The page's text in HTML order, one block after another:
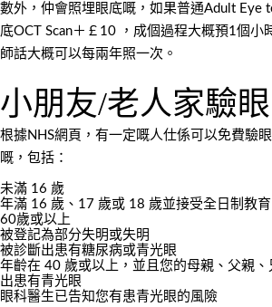
數外，仲會照埋眼底嘅，如果普通Adult Eye
底OCT Scan＋￡10 ，成個過程大概預1個小
師話大概可以每兩年照一次。
小朋友/老人家驗眼
根據NHS網頁，有一定嘅人仕係可以免費驗
嘅，包括：
未滿 16 歲
年滿 16 歲、17 歲或 18 歲並接受全日制教育
60歲或以上
被登記為部分失明或失明
被診斷出患有糖尿病或青光眼
年齡在 40 歲或以上，並且您的母親、父親
出患有青光眼
眼科醫生已告知您有患青光眼的風險